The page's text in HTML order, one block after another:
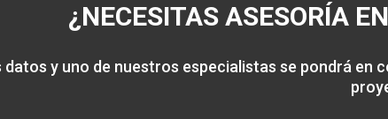
¿NECESITAS ASESORÍA
datos y uno de nuestros especialistas se pondrá